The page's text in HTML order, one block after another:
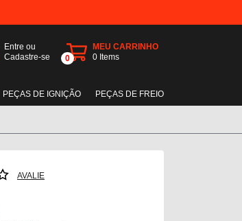
Entre ou
Cadastre-se
0
MEU CARRINHO
0 Items
PEÇAS DE IGNIÇÃO PEÇAS DE FREIO
AVALIE